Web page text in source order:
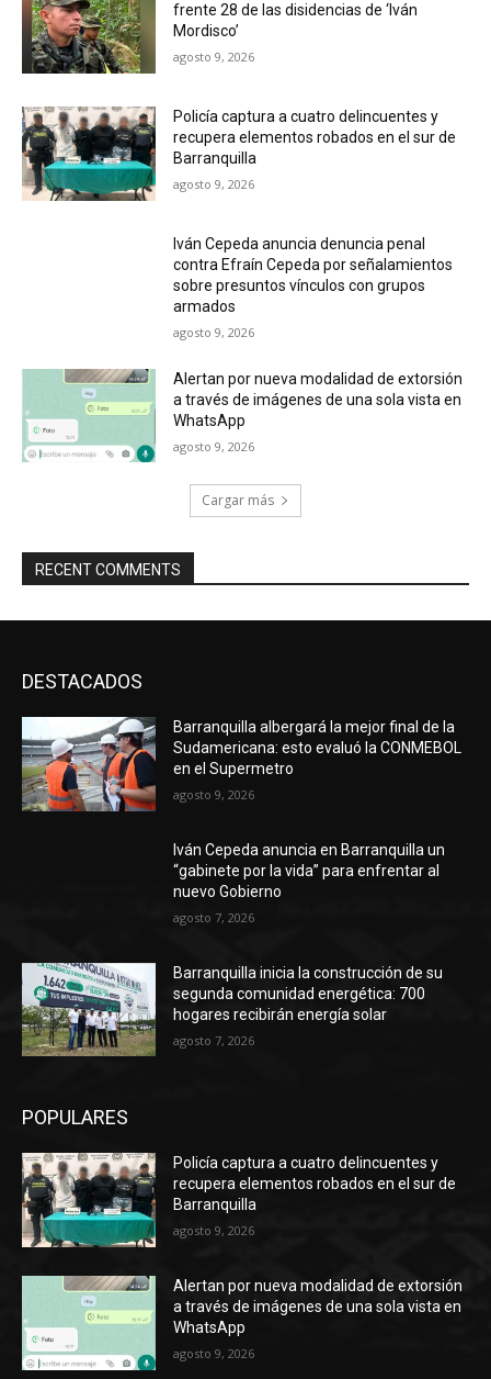
frente 28 de las disidencias de ‘Iván
Mordisco’
agosto 9, 2026
Policía captura a cuatro delincuentes y
recupera elementos robados en el sur de
Barranquilla
agosto 9, 2026
Iván Cepeda anuncia denuncia penal
contra Efraín Cepeda por señalamientos
sobre presuntos vínculos con grupos
armados
agosto 9, 2026
Alertan por nueva modalidad de extorsión
a través de imágenes de una sola vista en
WhatsApp
agosto 9, 2026
Cargar más
RECENT COMMENTS
DESTACADOS
Barranquilla albergará la mejor final de la
Sudamericana: esto evaluó la CONMEBOL
en el Supermetro
agosto 9, 2026
Iván Cepeda anuncia en Barranquilla un
“gabinete por la vida” para enfrentar al
nuevo Gobierno
agosto 7, 2026
Barranquilla inicia la construcción de su
segunda comunidad energética: 700
hogares recibirán energía solar
agosto 7, 2026
POPULARES
Policía captura a cuatro delincuentes y
recupera elementos robados en el sur de
Barranquilla
agosto 9, 2026
Alertan por nueva modalidad de extorsión
a través de imágenes de una sola vista en
WhatsApp
agosto 9, 2026